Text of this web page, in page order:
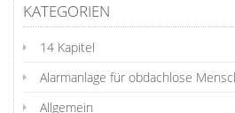
KATEGORIEN
14 Kapitel
Alarmanlage für obdachlose
Allgemein